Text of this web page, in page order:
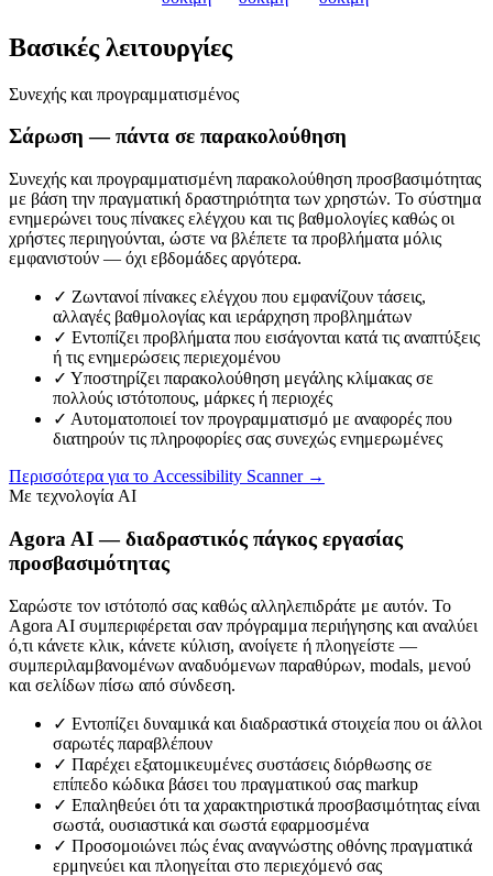
Βασικές λειτουργίες
Συνεχής και προγραμματισμένος
Σάρωση — πάντα σε παρακολούθηση
Συνεχής και προγραμματισμένη παρακολούθηση προσβασιμότητας
με βάση την πραγματική δραστηριότητα των χρηστών. Το σύστημα
ενημερώνει τους πίνακες ελέγχου και τις βαθμολογίες καθώς οι
χρήστες περιηγούνται, ώστε να βλέπετε τα προβλήματα μόλις
εμφανιστούν — όχι εβδομάδες αργότερα.
✓ Ζωντανοί πίνακες ελέγχου που εμφανίζουν τάσεις,
αλλαγές βαθμολογίας και ιεράρχηση προβλημάτων
✓ Εντοπίζει προβλήματα που εισάγονται κατά τις αναπτύξεις
ή τις ενημερώσεις περιεχομένου
✓ Υποστηρίζει παρακολούθηση μεγάλης κλίμακας σε
πολλούς ιστότοπους, μάρκες ή περιοχές
✓ Αυτοματοποιεί τον προγραμματισμό με αναφορές που
διατηρούν τις πληροφορίες σας συνεχώς ενημερωμένες
Περισσότερα για το Accessibility Scanner →
Με τεχνολογία AI
Agora AI — διαδραστικός πάγκος εργασίας
προσβασιμότητας
Σαρώστε τον ιστότοπό σας καθώς αλληλεπιδράτε με αυτόν. Το
Agora AI συμπεριφέρεται σαν πρόγραμμα περιήγησης και αναλύει
ό,τι κάνετε κλικ, κάνετε κύλιση, ανοίγετε ή πλοηγείστε —
συμπεριλαμβανομένων αναδυόμενων παραθύρων, modals, μενού
και σελίδων πίσω από σύνδεση.
✓ Εντοπίζει δυναμικά και διαδραστικά στοιχεία που οι άλλοι
σαρωτές παραβλέπουν
✓ Παρέχει εξατομικευμένες συστάσεις διόρθωσης σε
επίπεδο κώδικα βάσει του πραγματικού σας markup
✓ Επαληθεύει ότι τα χαρακτηριστικά προσβασιμότητας είναι
σωστά, ουσιαστικά και σωστά εφαρμοσμένα
✓ Προσομοιώνει πώς ένας αναγνώστης οθόνης πραγματικά
ερμηνεύει και πλοηγείται στο περιεχόμενό σας